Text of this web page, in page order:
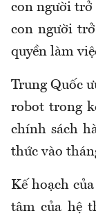
con người trở
con người
quyền làm
Trung Quốc
robot trong
chính sách
thức vào
Kế hoạch
tâm của hệ